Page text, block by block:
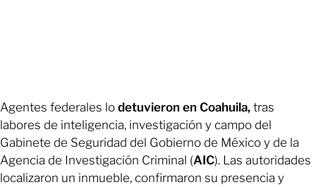
Agentes federales lo detuvieron en Coahuila, tras
labores de inteligencia, investigación y campo del
Gabinete de Seguridad del Gobierno de México y de la
Agencia de Investigación Criminal (AIC). Las autoridades
localizaron un inmueble, confirmaron su presencia y